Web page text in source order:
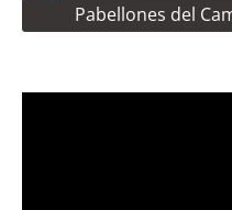
Pabellones del